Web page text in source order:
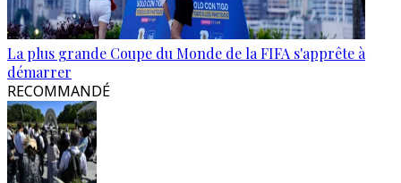
La plus grande Coupe du Monde de la FIFA s'apprête à
démarrer
RECOMMANDÉ